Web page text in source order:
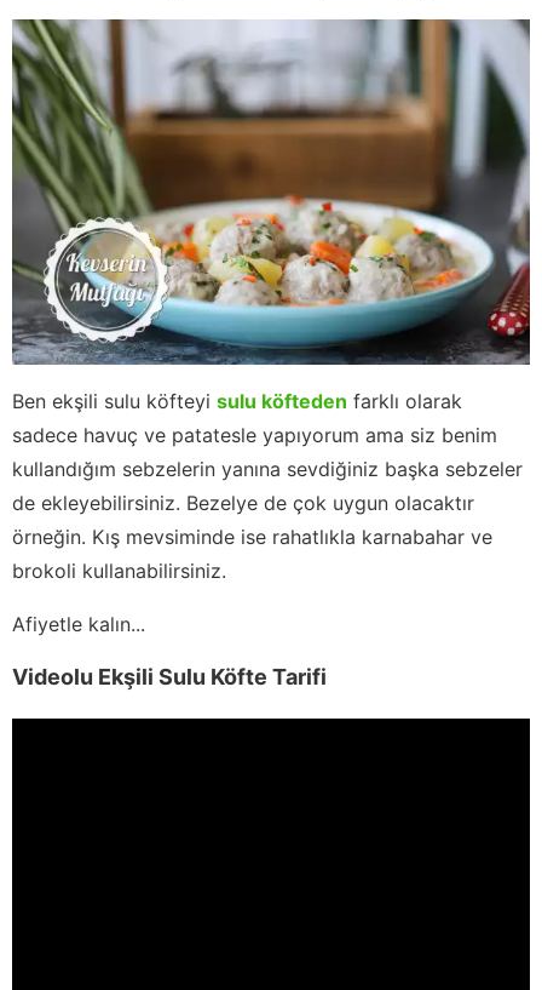
Ben ekşili sulu köfteyi sulu köfteden farklı olarak
sadece havuç ve patatesle yapıyorum ama siz benim
kullandığım sebzelerin yanına sevdiğiniz başka sebzeler
de ekleyebilirsiniz. Bezelye de çok uygun olacaktır
örneğin. Kış mevsiminde ise rahatlıkla karnabahar ve
brokoli kullanabilirsiniz.
Afiyetle kalın...
Videolu Ekşili Sulu Köfte Tarifi